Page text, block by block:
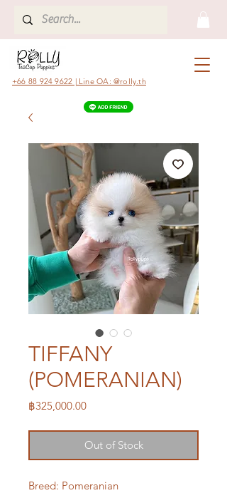
+66 88 924 9622 | Line OA: @rolly.th
TIFFANY
(POMERANIAN)
฿325,000.00Price
Out of Stock
Breed: Pomeranian